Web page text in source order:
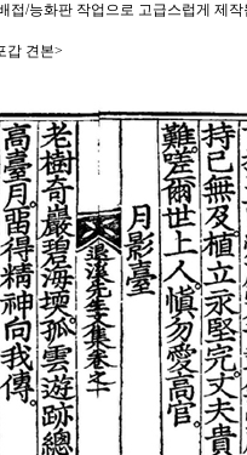
접/능화판 작업으로 고급스럽게 제작
본>